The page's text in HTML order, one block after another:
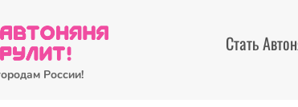
России!
Стать